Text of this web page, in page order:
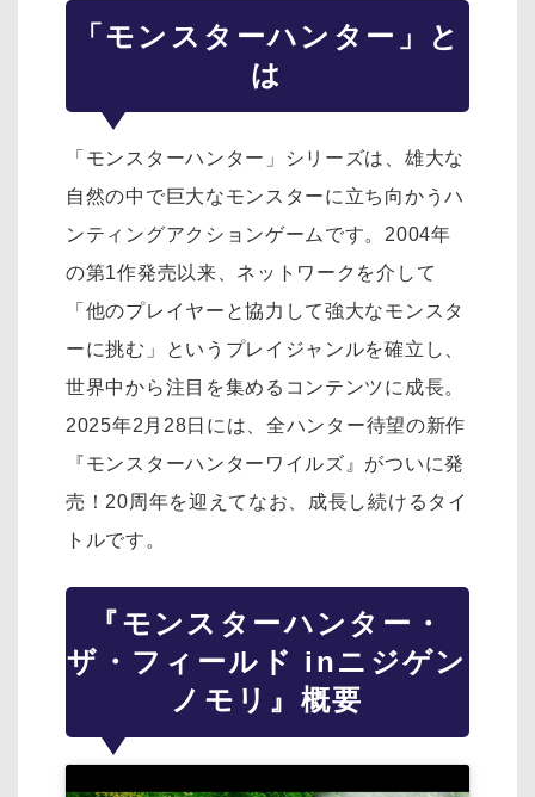
「モンスターハンター」と
は
「モンスターハンター」シリーズは、雄大な
自然の中で巨大なモンスターに立ち向かうハ
ンティングアクションゲームです。2004年
の第1作発売以来、ネットワークを介して
「他のプレイヤーと協力して強大なモンスタ
ーに挑む」というプレイジャンルを確立し、
世界中から注目を集めるコンテンツに成長。
2025年2月28日には、全ハンター待望の新作
『モンスターハンターワイルズ』がついに発
売！20周年を迎えてなお、成長し続けるタイ
トルです。
『モンスターハンター・
ザ・フィールド inニジゲン
ノモリ』概要